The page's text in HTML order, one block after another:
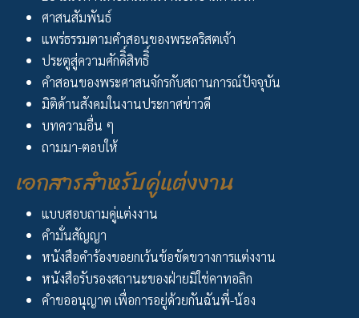
ศาสนสัมพันธ์
แพร่ธรรมตามคำสอนของพระคริสตเจ้า
ประตูสู่ความศักดิิ์สิทธิิ์
คำสอนของพระศาสนจักรกับสถานการณ์ปัจจุบัน
มิติด้านสังคมในงานประกาศข่าวดี
บทความอื่น ๆ
ถามมา-ตอบให้
เอกสารสำหรับคู่แต่งงาน
แบบสอบถามคู่แต่งงาน
คำมั่นสัญญา
หนังสือคำร้องขอยกเว้นข้อขัดขวางการแต่งงาน
หนังสือรับรองสถานะของฝ่ายมิใช่คาทอลิก
คำขออนุญาต เพื่อการอยู่ด้วยกันฉันพี่-น้อง